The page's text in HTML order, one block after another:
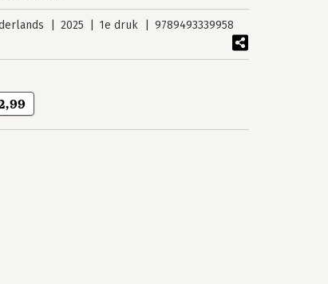
2025 1e druk 9789493339958